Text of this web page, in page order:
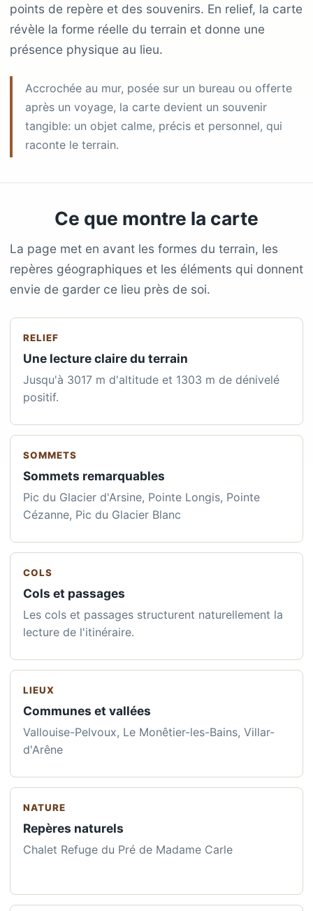
points de repère et des souvenirs. En relief, la carte
révèle la forme réelle du terrain et donne une
présence physique au lieu.
Accrochée au mur, posée sur un bureau ou offerte
après un voyage, la carte devient un souvenir
tangible: un objet calme, précis et personnel, qui
raconte le terrain.
Ce que montre la carte
La page met en avant les formes du terrain, les
repères géographiques et les éléments qui donnent
envie de garder ce lieu près de soi.
RELIEF
Une lecture claire du terrain
Jusqu'à 3017 m d'altitude et 1303 m de dénivelé
positif.
SOMMETS
Sommets remarquables
Pic du Glacier d'Arsine, Pointe Longis, Pointe
Cézanne, Pic du Glacier Blanc
COLS
Cols et passages
Les cols et passages structurent naturellement la
lecture de l'itinéraire.
LIEUX
Communes et vallées
Vallouise-Pelvoux, Le Monêtier-les-Bains, Villar-
d'Arêne
NATURE
Repères naturels
Chalet Refuge du Pré de Madame Carle